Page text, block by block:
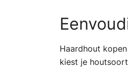
Haardhout
kiest je